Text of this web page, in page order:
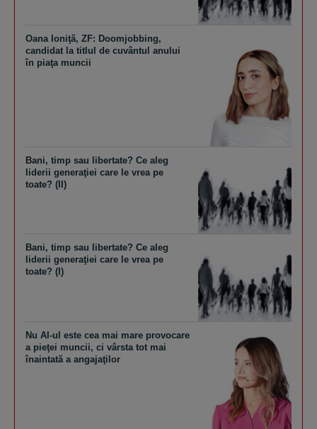
Oana Ioniţă, ZF: Doomjobbing,
candidat la titlul de cuvântul anului
în piaţa muncii
Bani, timp sau libertate? Ce aleg
liderii generaţiei care le vrea pe
toate? (II)
Bani, timp sau libertate? Ce aleg
liderii generaţiei care le vrea pe
toate? (I)
Nu AI-ul este cea mai mare provocare
a pieţei muncii, ci vârsta tot mai
înaintată a angajaţilor